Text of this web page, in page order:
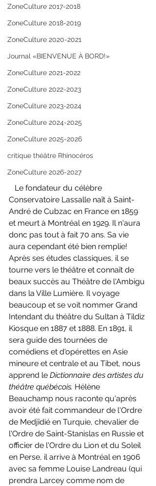
ZoneCulture 2017-2018
ZoneCulture 2018-2019
ZoneCulture 2020-2021
Journal «BIENVENUE À BORD!»
ZoneCulture 2021-2022
ZoneCulture 2022-2023
ZoneCulture 2023-2024
ZoneCulture 2024-2025
ZoneCulture 2025-2026
critique théâtre Rhinocéros
ZoneCulture 2026-2027
Conservatoire Lassalle naît à Saint-
André de Cubzac en France en 1859
et meurt à Montréal en 1929. Il n'aura
donc pas tout à fait 70 ans. Sa vie
aura cependant été bien remplie!
Après ses études classiques, il se
tourne vers le théâtre et connaît de
beaux succès au Théâtre de l'Ambigu
dans la Ville Lumière. Il voyage
beaucoup et se voit nommer Grand
Intendant du théâtre du Sultan à Tildiz
Kiosque en 1887 et 1888. En 1891, il
sera guide des tournées de
comédiens et d'opérettes en Asie
mineure et centrale et au Tibet, nous
apprend le Dictionnaire des artistes du
théâtre québécois. Hélène
Beauchamp nous raconte qu'après
avoir été fait commandeur de l'Ordre
de Medjïdié en Turquie, chevalier de
l'Ordre de Saint-Stanislas en Russie et
officier de l'Ordre du Lion et du Soleil
en Perse, il arrive à Montréal en 1906
avec sa femme Louise Landreau (qui
prendra Larcey comme nom de